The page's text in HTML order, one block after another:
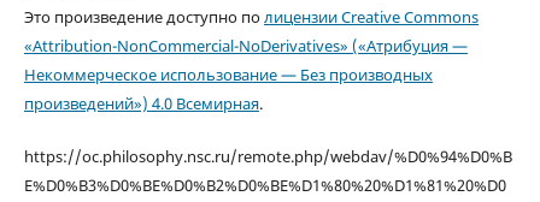
Это произведение доступно полицензии Creative Commons
«Attribution-NonCommercial-NoDerivatives» («Атрибуция —
Некоммерческое использование — Без производных
произведений») 4.0 Всемирная.
https://oc.philosophy.nsc.ru/remote.php/webdav/%D0%94%D0%B
E%D0%B3%D0%BE%D0%B2%D0%BE%D1%80%20%D1%81%20%D0